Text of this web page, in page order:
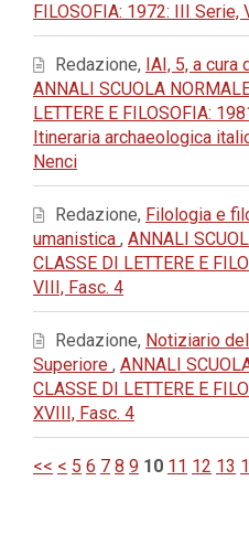
FILOSOFIA: 1972: III Serie,
Redazione, IAI, 5, a cura
ANNALI SCUOLA
LETTERE E FILOSOFIA:
Itineraria archaeologica
Nenci
Redazione, Filologia e
umanistica , ANNALI
CLASSE DI LETTERE E
VIII, Fasc. 4
Redazione, Notiziario
Superiore , ANNALI
CLASSE DI LETTERE E
XVIII, Fasc. 4
<< < 5 6 7 8 9 10 11 12 13